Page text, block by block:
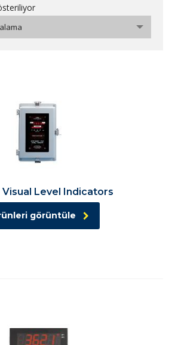
Visual Level Indicators
görüntüle